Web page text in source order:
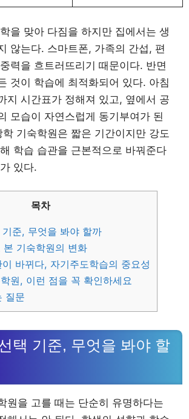
을 맞아 다짐을 하지만 집에서는 생
않는다. 스마트폰, 가족의 간섭, 편
력을 흐트러뜨리기 때문이다. 반면
것이 학습에 최적화되어 있다. 아침
지 시간표가 정해져 있고, 옆에서 공
모습이 자연스럽게 동기부여가 된
기숙학원은 짧은 기간이지만 강도
학습 습관을 근본적으로 바꿔준다
있다.
목차
준, 무엇을 봐야 할까
본 기숙학원의 변화
바뀌다, 자기주도학습의 중요성
원, 이런 점을 꼭 확인하세요
질문
택 기준, 무엇을 봐야 할
원을 고를 때는 단순히 유명하다는